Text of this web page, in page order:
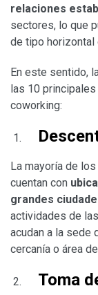
relaciones
sectores, lo que
de tipo
En este sentido,
las 10
coworking:
La mayoría de los
cuentan con
grandes
actividades de
acudan a la sede
cercanía o área
Toma